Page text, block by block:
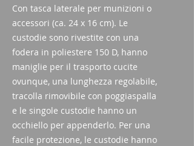
Con tasca laterale per munizioni o
accessori (ca. 24 x 16 cm). Le
custodie sono rivestite con una
fodera in poliestere 150 D, hanno
maniglie per il trasporto cucite
ovunque, una lunghezza regolabile,
tracolla rimovibile con poggiaspalla
e le singole custodie hanno un
occhiello per appenderlo. Per una
facile protezione, le custodie hanno